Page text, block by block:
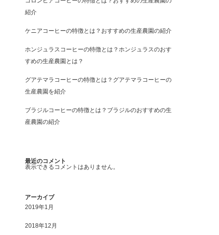
紹介
ケニアコーヒーの特徴とは？おすすめの生産農園の紹介
ホンジュラスコーヒーの特徴とは？ホンジュラスのおす
すめの生産農園とは？
グアテマラコーヒーの特徴とは？グアテマラコーヒーの
生産農園を紹介
ブラジルコーヒーの特徴とは？ブラジルのおすすめの生
産農園の紹介
最近のコメント
表示できるコメントはありません。
アーカイブ
2019年1月
2018年12月